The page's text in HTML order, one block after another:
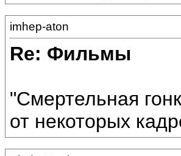
imhep-aton
Re: Фильмы
"Смертельная
от некоторых